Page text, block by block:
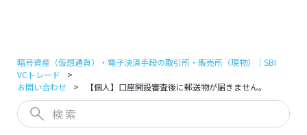
暗号資産（仮想通貨）・電子決済手段の取引所・販売所（現物）｜SBI
VCトレード
お問い合わせ
【個人】口座開設審査後に郵送物が届きません。